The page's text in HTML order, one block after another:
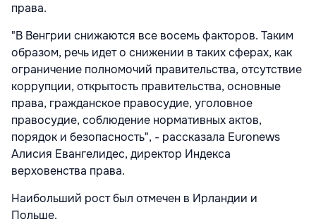
права.
"В Венгрии снижаются все восемь факторов. Таким
образом, речь идет о снижении в таких сферах, как
ограничение полномочий правительства, отсутствие
коррупции, открытость правительства, основные
права, гражданское правосудие, уголовное
правосудие, соблюдение нормативных актов,
порядок и безопасность", - рассказала Euronews
Алисия Евангелидес, директор Индекса
верховенства права.
Наибольший рост был отмечен в Ирландии и
Польше.